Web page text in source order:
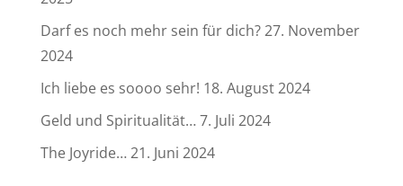
Darf es noch mehr sein für dich?27. November
2024
Ich liebe es soooo sehr! 18. August 2024
Geld und Spiritualität…7. Juli 2024
The Joyride…21. Juni 2024